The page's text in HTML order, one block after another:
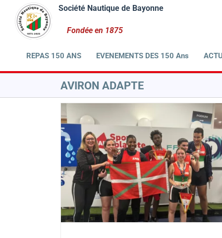
contenu
REPAS 150 ANS EVENEMENTS DES 150 Ans
AVIRON ADAPTE